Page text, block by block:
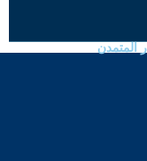
المتمدن